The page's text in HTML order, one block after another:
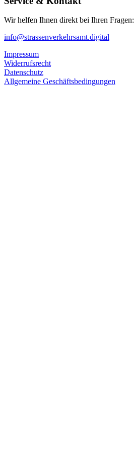
Wir helfen Ihnen direkt bei Ihren Fragen:
info@strassenverkehrsamt.digital
Impressum
Widerrufsrecht
Datenschutz
Allgemeine Geschäftsbedingungen